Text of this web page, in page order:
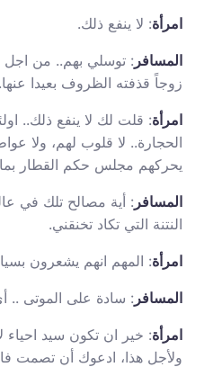
امرأة: لا ينفع ذلك.
المسافر : توسلي بهم.. من اجل
زوجاً قذفته الظروف بعيدا
امرأة: قلت لك لا ينفع ذلك..
الحجارة.. لا قلوب لهم، ولا
يحركهم مجلس حكم القطار
المسافر : أية مصالح تلك في
النتنة التي تكاد تخنقني.
امرأة: المهم انهم يشعرون
المسافر : سادة على الموتى ..
امرأة: خير ان تكون سيد احياء
ولأجل هذا، ادعوك أن تصمت